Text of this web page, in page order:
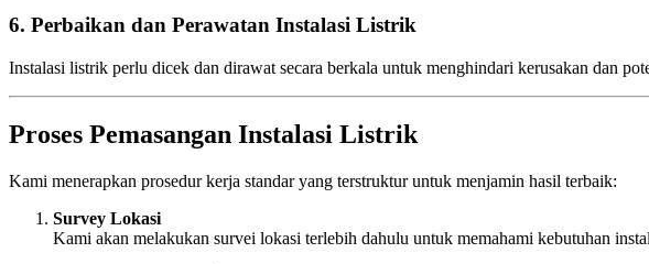
6. Perbaikan dan Perawatan Instalasi Listrik
Instalasi listrik perlu dicek dan dirawat secara berkala untuk menghindari kerusakan dan
Proses Pemasangan Instalasi Listrik
Kami menerapkan prosedur kerja standar yang terstruktur untuk menjamin hasil terbaik:
Survey Lokasi
Kami akan melakukan survei lokasi terlebih dahulu untuk memahami kebutuhan